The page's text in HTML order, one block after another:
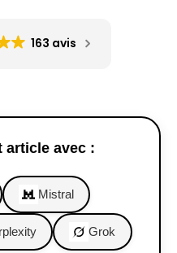
163 avis
article avec :
Mistral
Grok